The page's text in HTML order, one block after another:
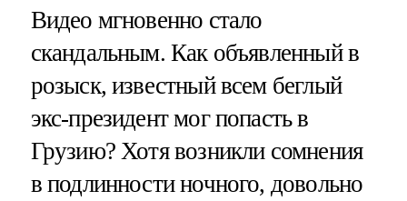
Видео мгновенно стало
скандальным. Как объявленный в
розыск, известный всем беглый
экс-президент мог попасть в
Грузию? Хотя возникли сомнения
в подлинности ночного, довольно